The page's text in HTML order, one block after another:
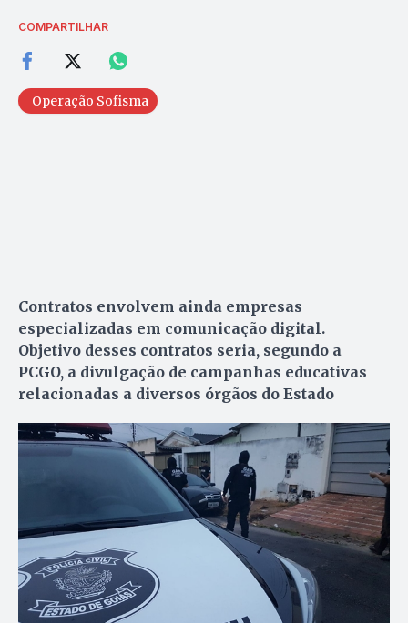
COMPARTILHAR
Operação Sofisma
Contratos envolvem ainda empresas
especializadas em comunicação digital.
Objetivo desses contratos seria, segundo a
PCGO, a divulgação de campanhas educativas
relacionadas a diversos órgãos do Estado